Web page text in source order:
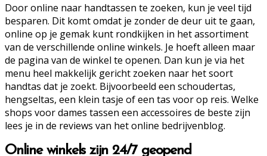
Door online naar handtassen te zoeken, kun je veel tijd
besparen. Dit komt omdat je zonder de deur uit te gaan,
online op je gemak kunt rondkijken in het assortiment
van de verschillende online winkels. Je hoeft alleen maar
de pagina van de winkel te openen. Dan kun je via het
menu heel makkelijk gericht zoeken naar het soort
handtas dat je zoekt. Bijvoorbeeld een schoudertas,
hengseltas, een klein tasje of een tas voor op reis. Welke
shops voor dames tassen een accessoires de beste zijn
lees je in de reviews van het online bedrijvenblog.
Online winkels zijn 24/7 geopend